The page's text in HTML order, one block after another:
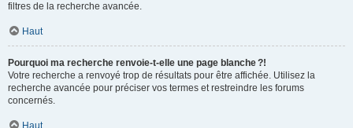
filtres de la recherche avancée.
Haut
Pourquoi ma recherche renvoie-t-elle une page blanche ?!
Votre recherche a renvoyé trop de résultats pour être affichée. Utilisez la
recherche avancée pour préciser vos termes et restreindre les forums
concernés.
Haut